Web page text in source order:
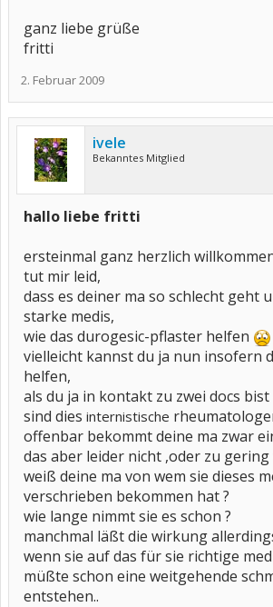
ganz liebe grüße
fritti
2. Februar 2009
ivele
Bekanntes Mitglied
hallo liebe fritti
ersteinmal ganz herzlich
tut mir leid,
dass es deiner ma so schlecht geht
starke medis,
wie das durogesic-pflaster helfen
vielleicht kannst du ja nun insofern
helfen,
als du ja in kontakt zu zwei docs bist
sind dies internistische
offenbar bekommt deine ma zwar
das aber leider nicht ,oder zu gering
weiß deine ma von wem sie dieses
verschrieben bekommen hat ?
wie lange nimmt sie es schon ?
manchmal läßt die wirkung
wenn sie auf das für sie richtige
müßte schon eine weitgehende
entstehen..